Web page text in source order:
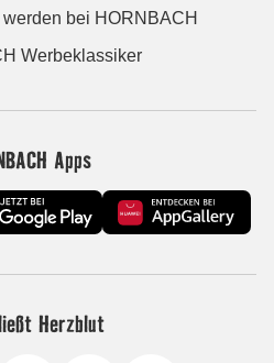
bei HORNBACH
Werbeklassiker
Apps
Herzblut